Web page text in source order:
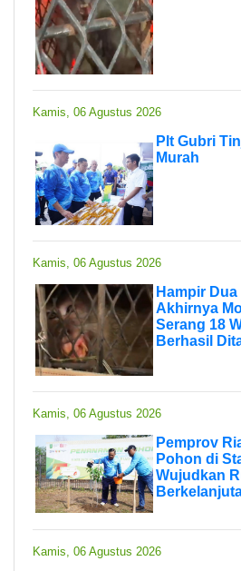
Kamis, 06 Agustus 2026
Plt Gubri
Murah
Kamis, 06 Agustus 2026
Hampir
Akhirnya
Serang 18
Berhasil
Kamis, 06 Agustus 2026
Pemprov
Pohon di
Wujudkan
Kamis, 06 Agustus 2026